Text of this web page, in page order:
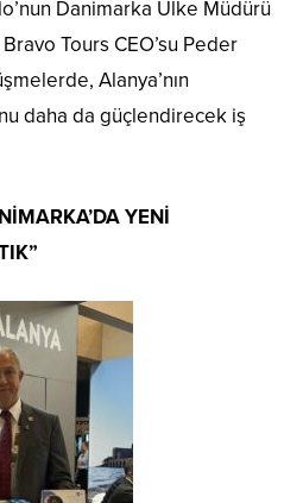
Danimarka Ülke Müdürü
Tours CEO’su Peder
Alanya’nın
daha da güçlendirecek iş
YENİ